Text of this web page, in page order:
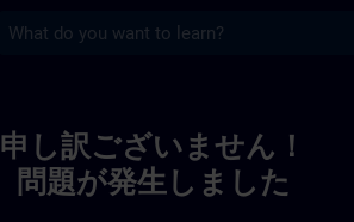
申し訳ございません！
問題が発生しました